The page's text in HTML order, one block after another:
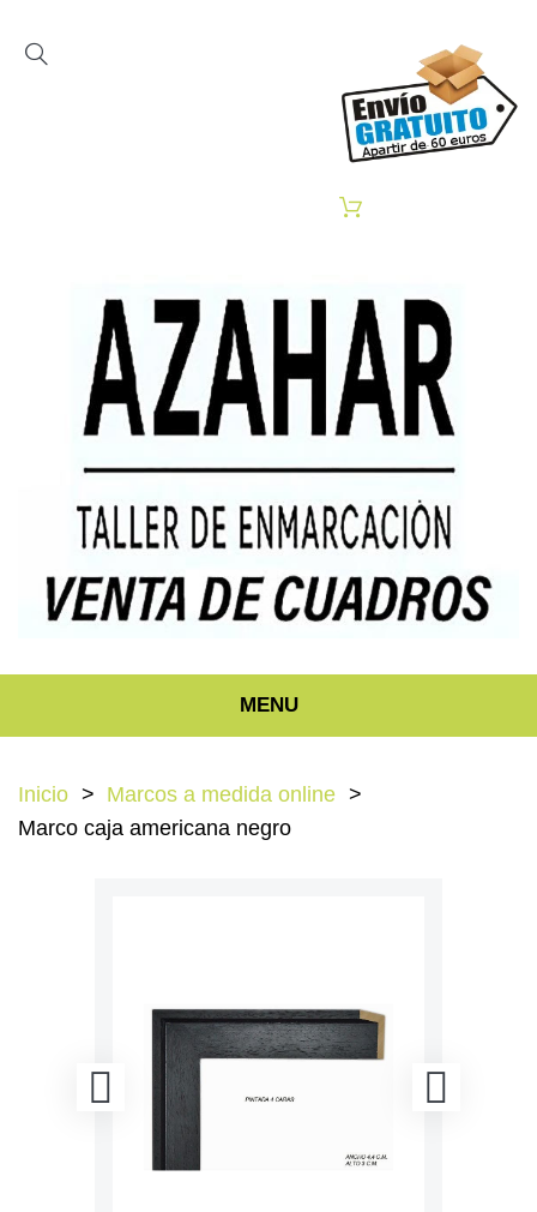
MENU
Inicio
Marcos a medida online
Marco caja americana negro